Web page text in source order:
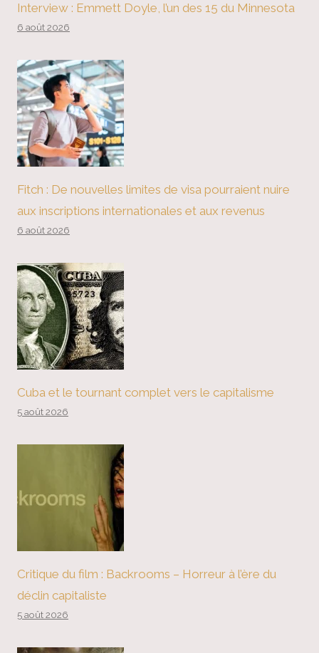
Interview : Emmett Doyle, l’un des 15 du Minnesota
6 août 2026
Fitch : De nouvelles limites de visa pourraient nuire
aux inscriptions internationales et aux revenus
6 août 2026
Cuba et le tournant complet vers le capitalisme
5 août 2026
Critique du film : Backrooms – Horreur à l’ère du
déclin capitaliste
5 août 2026